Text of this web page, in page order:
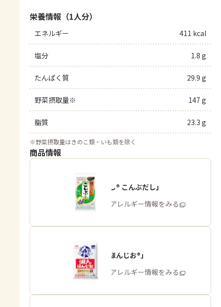
栄養情報（1人分）
エネルギー 411 kcal
塩分 1.8 g
たんぱく質 29.9 g
野菜摂取量※ 147 g
脂質 23.3 g
※野菜摂取量はきのこ類・いも類を除く
商品情報
「ほんだし® こんぶだし」
商品・アレルギー情報をみる
「瀬戸のほんじお®」
商品・アレルギー情報をみる